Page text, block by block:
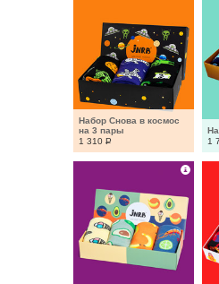
Набор Снова в космос
на 3 пары
1 310 Р
1